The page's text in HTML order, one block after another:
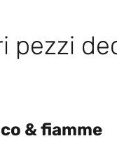
pezzi
& fiamme